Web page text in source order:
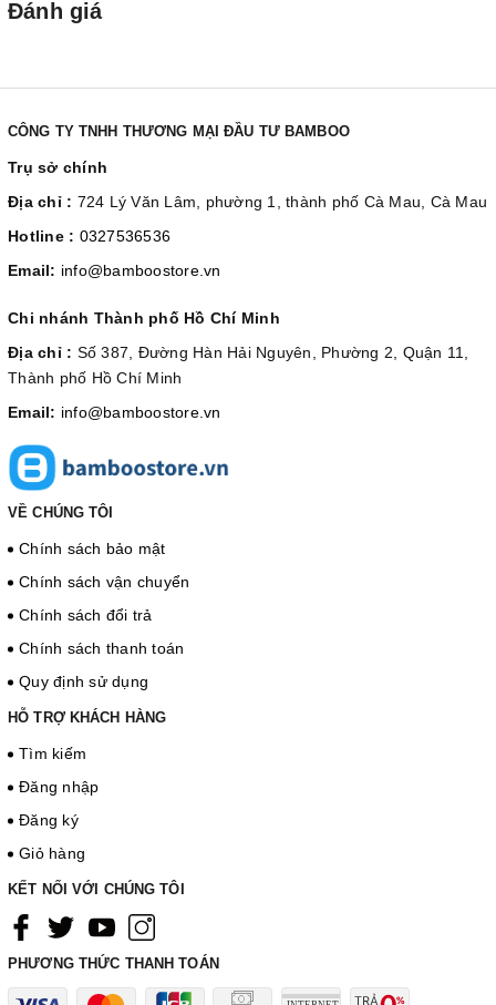
Đánh giá
CÔNG TY TNHH THƯƠNG MẠI ĐẦU TƯ BAMBOO
Trụ sở chính
Địa chỉ : 724 Lý Văn Lâm, phường 1, thành phố Cà Mau, Cà Mau
Hotline : 0327536536
Email: info@bamboostore.vn
Chi nhánh Thành phố Hồ Chí Minh
Địa chỉ : Số 387, Đường Hàn Hải Nguyên, Phường 2, Quận 11,
Thành phố Hồ Chí Minh
Email: info@bamboostore.vn
VỀ CHÚNG TÔI
Chính sách bảo mật
Chính sách vận chuyển
Chính sách đổi trả
Chính sách thanh toán
Quy định sử dụng
HỖ TRỢ KHÁCH HÀNG
Tìm kiếm
Đăng nhập
Đăng ký
Giỏ hàng
KẾT NỐI VỚI CHÚNG TÔI
PHƯƠNG THỨC THANH TOÁN